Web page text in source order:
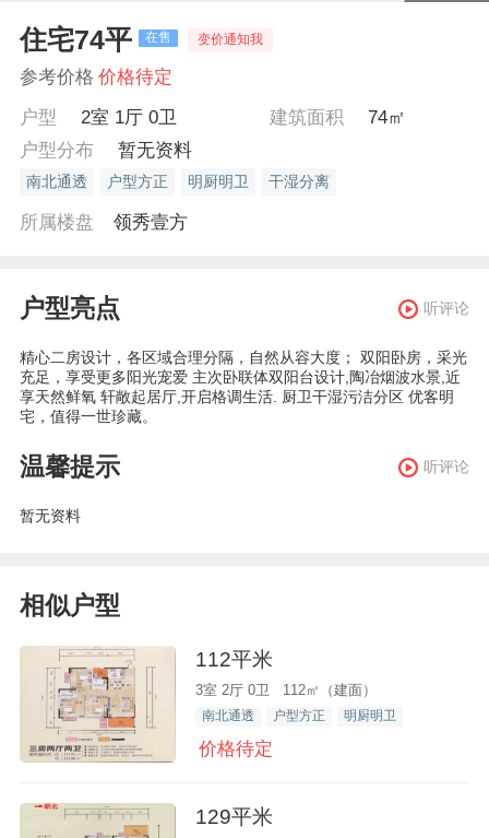
住宅74平 在售 变价通知我
参考价格 价格待定
户型
2室 1厅 0卫 建筑面积
74㎡
户型分布
暂无资料
南北通透 户型方正 明厨明卫 干湿分离
所属楼盘 领秀壹方
户型亮点 听评论
精心二房设计，各区域合理分隔，自然从容大度； 双阳卧房，采光
充足，享受更多阳光宠爱 主次卧联体双阳台设计,陶冶烟波水景,近
享天然鲜氧 轩敞起居厅,开启格调生活. 厨卫干湿污洁分区 优客明
宅，值得一世珍藏。
温馨提示 听评论
暂无资料
相似户型
112平米
3室 2厅 0卫 112㎡（建面）
南北通透 户型方正 明厨明卫
价格待定
129平米